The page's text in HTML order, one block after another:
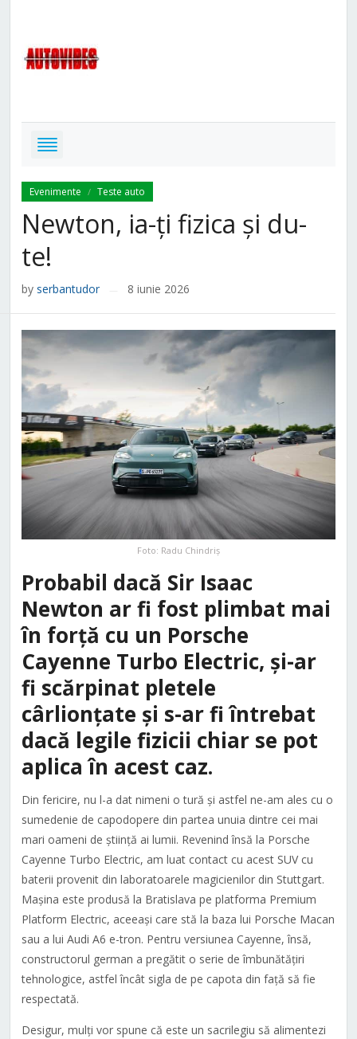
Evenimente / Teste auto
Newton, ia-ți fizica și du-
te!
by serbantudor 8 iunie 2026
Foto: Radu Chindriș
Probabil dacă Sir Isaac
Newton ar fi fost plimbat mai
în forță cu un Porsche
Cayenne Turbo Electric, și-ar
fi scărpinat pletele
cârlionțate și s-ar fi întrebat
dacă legile fizicii chiar se pot
aplica în acest caz.
Din fericire, nu l-a dat nimeni o tură și astfel ne-am ales cu o
sumedenie de capodopere din partea unuia dintre cei mai
mari oameni de știință ai lumii. Revenind însă la Porsche
Cayenne Turbo Electric, am luat contact cu acest SUV cu
baterii provenit din laboratoarele magicienilor din Stuttgart.
Mașina este produsă la Bratislava pe platforma Premium
Platform Electric, aceeași care stă la baza lui Porsche Macan
sau a lui Audi A6 e-tron. Pentru versiunea Cayenne, însă,
constructorul german a pregătit o serie de îmbunătățiri
tehnologice, astfel încât sigla de pe capota din față să fie
respectată.
Desigur, mulți vor spune că este un sacrilegiu să alimentezi